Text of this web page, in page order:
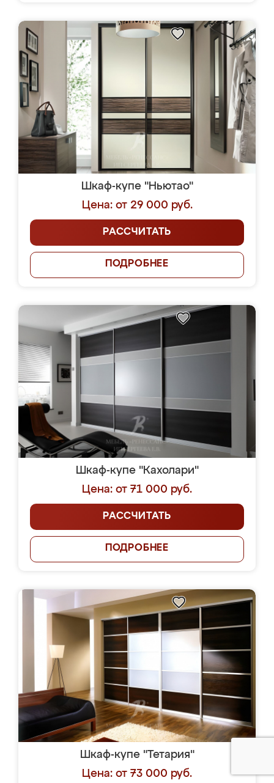
Шкаф-купе "Ньютао"
Цена: от 29 000 руб.
РАССЧИТАТЬ
ПОДРОБНЕЕ
Шкаф-купе "Кахолари"
Цена: от 71 000 руб.
РАССЧИТАТЬ
ПОДРОБНЕЕ
Шкаф-купе "Тетария"
Цена: от 73 000 руб.